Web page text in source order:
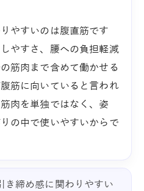
やすいのは腹直筋です
やすさ、腰への負担軽減
筋肉まで含めて働かせる
筋に向いていると言われ
肉を単独ではなく、姿
の中で使いやすいからで
き締め感に関わりやすい